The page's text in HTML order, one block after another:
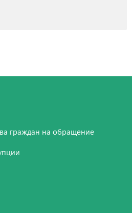
граждан на обращение